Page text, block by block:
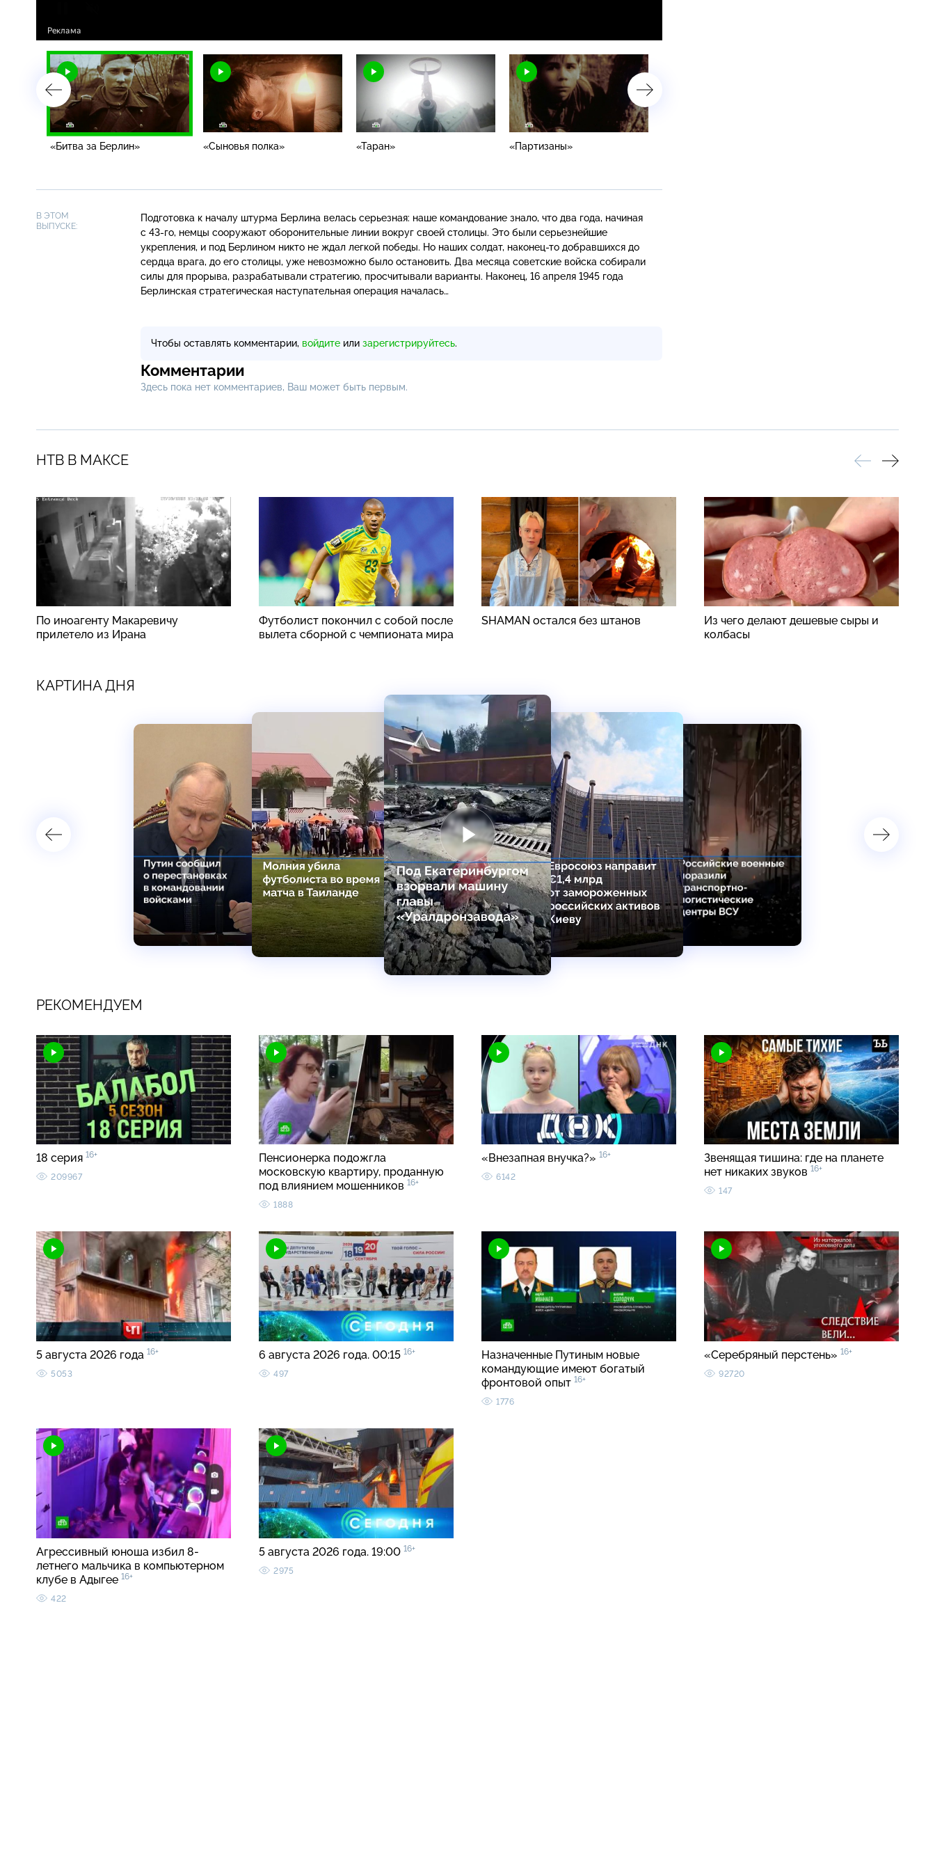
«Битва за Берлин» «Сыновья полка» «Таран» «Партизаны»
В ЭТОМ
ВЫПУСКЕ:
Подготовка к началу штурма Берлина велась серьезная: наше командование знало, что два года, начиная
с 43-го, немцы сооружают оборонительные линии вокруг своей столицы. Это были серьезнейшие
укрепления, и под Берлином никто не ждал легкой победы. Но наших солдат, наконец-то добравшихся до
сердца врага, до его столицы, уже невозможно было остановить. Два месяца советские войска собирали
силы для прорыва, разрабатывали стратегию, просчитывали варианты. Наконец, 16 апреля 1945 года
Берлинская стратегическая наступательная операция началась…
Чтобы оставлять комментарии, войдите или зарегистрируйтесь.
Комментарии
Здесь пока нет комментариев, Ваш может быть первым.
НТВ В МАКСЕ
По иноагенту Макаревичу
прилетело из Ирана
Футболист покончил с собой после
вылета сборной с чемпионата мира
SHAMAN остался без штанов
Из чего делают дешевые сыры и
колбасы
КАРТИНА ДНЯ
РЕКОМЕНДУЕМ
18 серия 16+
209967
Пенсионерка подожгла
московскую квартиру, проданную
под влиянием мошенников 16+
1888
«Внезапная внучка?» 16+
6142
Звенящая тишина: где на планете
нет никаких звуков 16+
147
5 августа 2026 года 16+
5053
6 августа 2026 года. 00:15 16+
497
Назначенные Путиным новые
командующие имеют богатый
фронтовой опыт 16+
1776
«Серебряный перстень» 16+
92720
Агрессивный юноша избил 8-
летнего мальчика в компьютерном
клубе в Адыгее 16+
422
5 августа 2026 года. 19:00 16+
2975